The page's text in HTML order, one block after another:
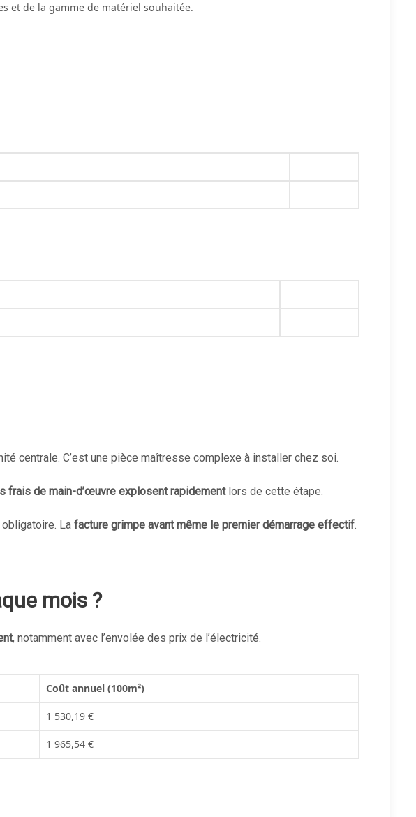
et de la gamme de matériel souhaitée.
centrale. C’est une pièce maîtresse complexe à installer chez soi.
frais de main-d’œuvre explosent rapidementlors de cette étape.
La facture grimpe avant même le premier démarrage effectif.
mois ?
, notamment avec l’envolée des prix de l’électricité.
Coût annuel (100m²)
1 530,19 €
1 965,54 €